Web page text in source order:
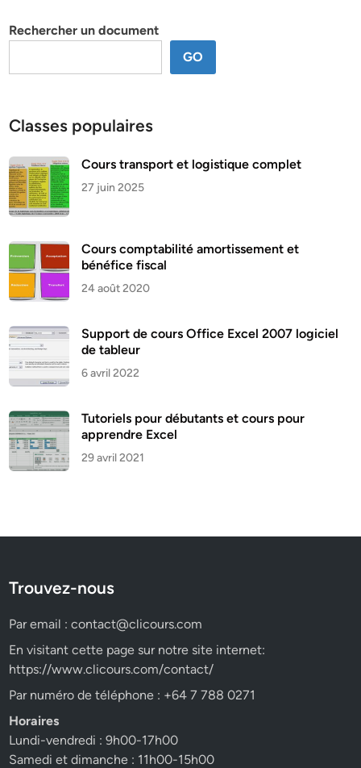
Rechercher un document
GO
Classes populaires
Cours transport et logistique complet
27 juin 2025
Cours comptabilité amortissement et
bénéfice fiscal
24 août 2020
Support de cours Office Excel 2007 logiciel
de tableur
6 avril 2022
Tutoriels pour débutants et cours pour
apprendre Excel
29 avril 2021
Trouvez-nous
Par email :contact@clicours.com
En visitant cette page sur notre site internet:
https://www.clicours.com/contact/
Par numéro de téléphone : +64 7 788 0271
Horaires
Lundi-vendredi : 9h00-17h00
Samedi et dimanche : 11h00-15h00